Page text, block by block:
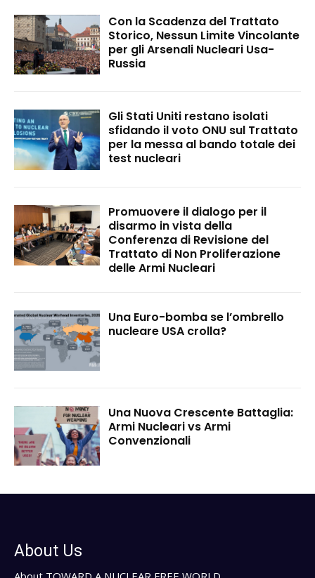
Con la Scadenza del Trattato
Storico, Nessun Limite Vincolante
per gli Arsenali Nucleari Usa-
Russia
Gli Stati Uniti restano isolati
sfidando il voto ONU sul Trattato
per la messa al bando totale dei
test nucleari
Promuovere il dialogo per il
disarmo in vista della
Conferenza di Revisione del
Trattato di Non Proliferazione
delle Armi Nucleari
Una Euro-bomba se l’ombrello
nucleare USA crolla?
Una Nuova Crescente Battaglia:
Armi Nucleari vs Armi
Convenzionali
About Us